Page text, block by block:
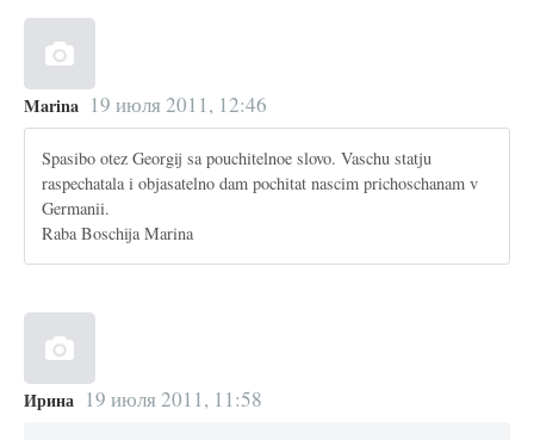
Marina 19 июля 2011, 12:46
Spasibo otez Georgij sa pouchitelnoe slovo. Vaschu statju
raspechatala i objasatelno dam pochitat nascim prichoschanam v
Germanii.
Raba Boschija Marina
Ирина 19 июля 2011, 11:58